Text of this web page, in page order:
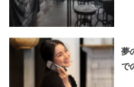
夢
で